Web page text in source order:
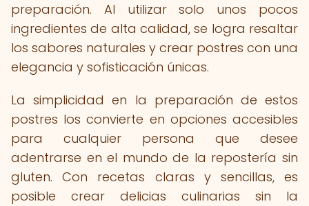
preparación. Al utilizar solo unos pocos
ingredientes de alta calidad, se logra resaltar
los sabores naturales y crear postres con una
elegancia y sofisticación únicas.
La simplicidad en la preparación de estos
postres los convierte en opciones accesibles
para cualquier persona que desee
adentrarse en el mundo de la repostería sin
gluten. Con recetas claras y sencillas, es
posible crear delicias culinarias sin la